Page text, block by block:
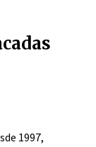
1997,